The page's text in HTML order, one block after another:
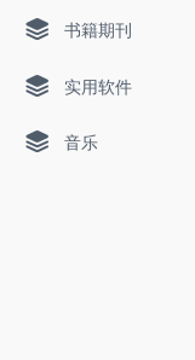
书籍期刊
实用软件
音乐